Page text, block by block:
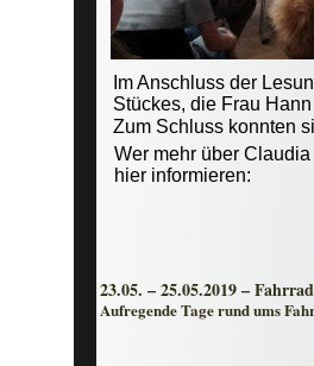
Im Anschluss der
Stückes, die Frau
Zum Schluss konnten
Wer mehr über
hier informieren:
23.05. – 25.05.2019 –
Aufregende Tage rund ums